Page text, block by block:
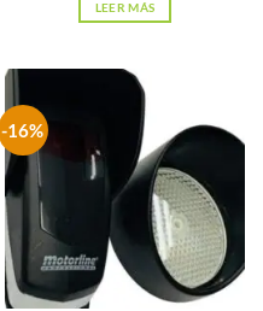
LEER MÁS
-16%